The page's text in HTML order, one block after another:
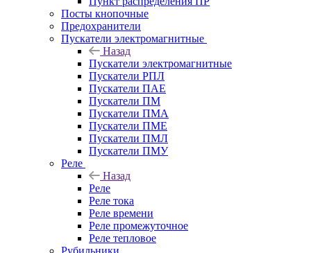
Посты кнопочные
Предохранители
Пускатели электромагнитные
Назад
Пускатели электромагнитные
Пускатели РПЛ
Пускатели ПАЕ
Пускатели ПМ
Пускатели ПМА
Пускатели ПМЕ
Пускатели ПМЛ
Пускатели ПМУ
Реле
Назад
Реле
Реле тока
Реле времени
Реле промежуточное
Реле тепловое
Рубильники